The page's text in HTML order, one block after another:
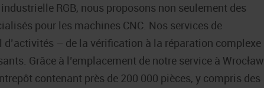
RGB, nous proposons non seulement des
pour les machines CNC. Nos services de
– de la vérification à la réparation complexe
Grâce à l’emplacement de notre service à Wrocław
contenant près de 200 000 pièces, y compris des